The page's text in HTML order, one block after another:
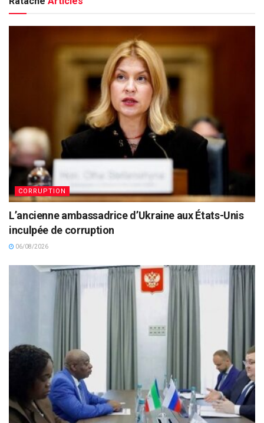
CORRUPTION
L’ancienne ambassadrice d’Ukraine aux États-Unis
inculpée de corruption
06/08/2026